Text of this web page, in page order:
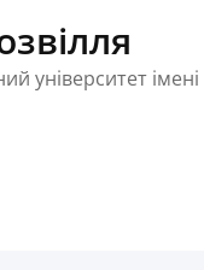
університет імені